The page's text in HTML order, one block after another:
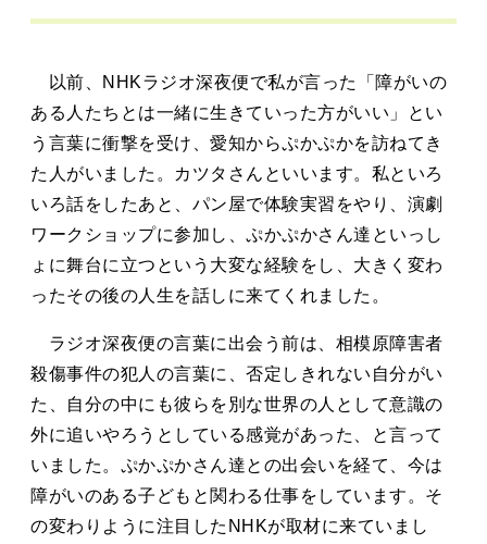
お知らせ ぷかぷか日記
アクセス 採用情報
お問い合わせ
以前、NHKラジオ深夜便で私が言った「障がいの
ある人たちとは一緒に生きていった方がいい」とい
う言葉に衝撃を受け、愛知からぷかぷかを訪ねてき
た人がいました。カツタさんといいます。私といろ
いろ話をしたあと、パン屋で体験実習をやり、演劇
ワークショップに参加し、ぷかぷかさん達といっし
ょに舞台に立つという大変な経験をし、大きく変わ
ったその後の人生を話しに来てくれました。
ラジオ深夜便の言葉に出会う前は、相模原障害者
殺傷事件の犯人の言葉に、否定しきれない自分がい
た、自分の中にも彼らを別な世界の人として意識の
外に追いやろうとしている感覚があった、と言って
いました。ぷかぷかさん達との出会いを経て、今は
障がいのある子どもと関わる仕事をしています。そ
の変わりように注目したNHKが取材に来ていまし